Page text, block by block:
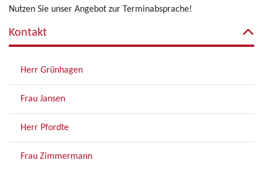
Nutzen Sie unser Angebot zur Terminabsprache!
Kontakt
Herr Grünhagen
Frau Jansen
Herr Pfordte
Frau Zimmermann